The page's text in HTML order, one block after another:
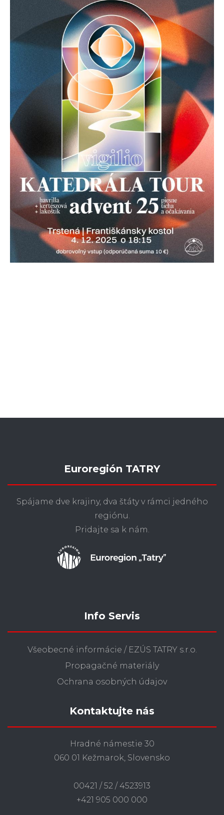
Euroregión TATRY
Spájame dve krajiny, dva štáty v rámci jedného
regiónu.
Pridajte sa k nám.
Info Servis
Všeobecné informácie / EZÚS TATRY s.r.o.
Propagačné materiály
Ochrana osobných údajov
Kontaktujte nás
Hradné námestie 30
060 01 Kežmarok, Slovensko
00421 / 52 / 4523913
+421 905 000 000